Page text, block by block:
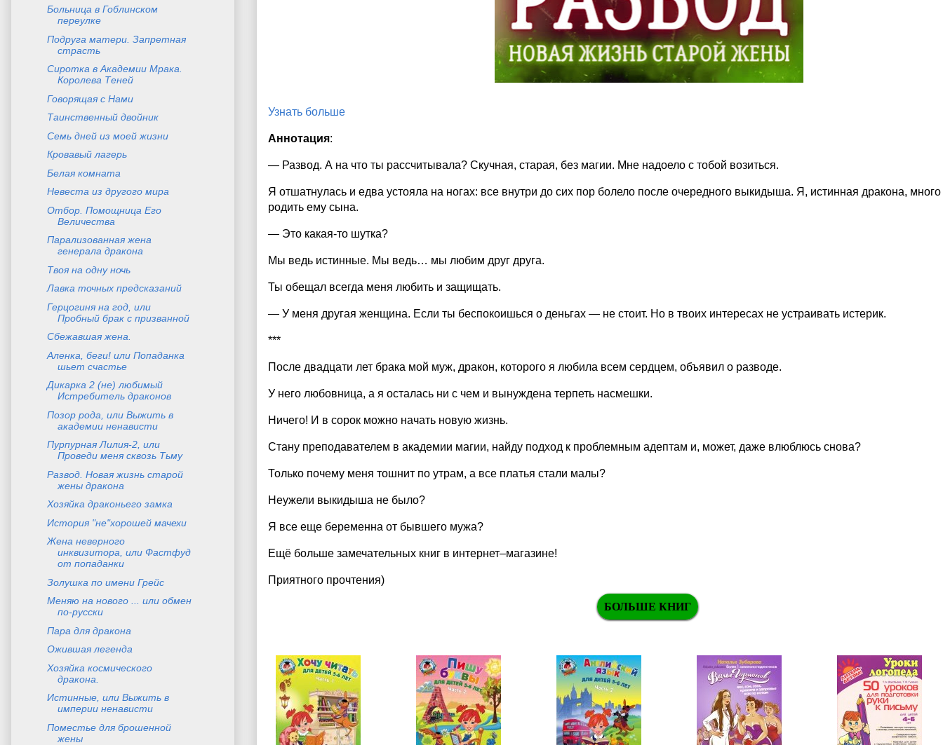
Узнать больше
Аннотация:
— Развод. А на что ты рассчитывала? Скучная, старая, без магии. Мне надоело с тобой возиться.
Я отшатнулась и едва устояла на ногах: все внутри до сих пор болело после очередного выкидыша. Я, истинная дракона, много
родить ему сына.
— Это какая-то шутка?
Мы ведь истинные. Мы ведь… мы любим друг друга.
Ты обещал всегда меня любить и защищать.
— У меня другая женщина. Если ты беспокоишься о деньгах — не стоит. Но в твоих интересах не устраивать истерик.
***
После двадцати лет брака мой муж, дракон, которого я любила всем сердцем, объявил о разводе.
У него любовница, а я осталась ни с чем и вынуждена терпеть насмешки.
Ничего! И в сорок можно начать новую жизнь.
Стану преподавателем в академии магии, найду подход к проблемным адептам и, может, даже влюблюсь снова?
Только почему меня тошнит по утрам, а все платья стали малы?
Неужели выкидыша не было?
Я все еще беременна от бывшего мужа?
Ещё больше замечательных книг в интернет–магазине!
Приятного прочтения)
БОЛЬШЕ КНИГ
Больница в Гоблинском
переулке
Подруга матери. Запретная
страсть
Сиротка в Академии Мрака.
Королева Теней
Говорящая с Нами
Таинственный двойник
Семь дней из моей жизни
Кровавый лагерь
Белая комната
Невеста из другого мира
Отбор. Помощница Его
Величества
Парализованная жена
генерала дракона
Твоя на одну ночь
Лавка точных предсказаний
Герцогиня на год, или
Пробный брак с призванной
Сбежавшая жена.
Аленка, беги! или Попаданка
шьет счастье
Дикарка 2 (не) любимый
Истребитель драконов
Позор рода, или Выжить в
академии ненависти
Пурпурная Лилия-2, или
Проведи меня сквозь Тьму
Развод. Новая жизнь старой
жены дракона
Хозяйка драконьего замка
История "не"хорошей мачехи
Жена неверного
инквизитора, или Фастфуд
от попаданки
Золушка по имени Грейс
Меняю на нового ... или обмен
по-русски
Пара для дракона
Ожившая легенда
Хозяйка космического
дракона.
Истинные, или Выжить в
империи ненависти
Поместье для брошенной
жены